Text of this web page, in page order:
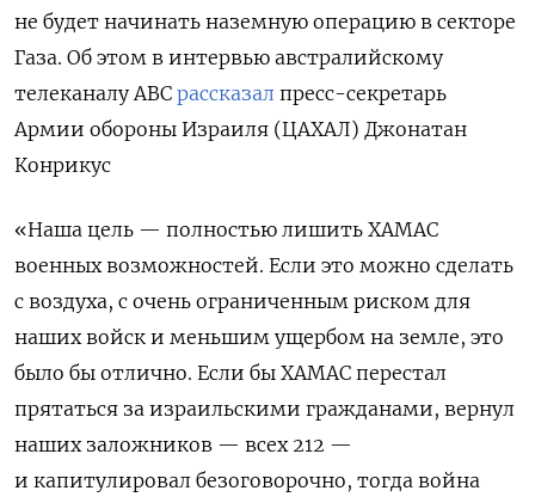
не будет начинать наземную операцию в секторе
Газа. Об этом в интервью австралийскому
телеканалу ABC рассказал пресс-секретарь
Армии обороны Израиля (ЦАХАЛ) Джонатан
Конрикус
«Наша цель — полностью лишить ХАМАС
военных возможностей. Если это можно сделать
с воздуха, с очень ограниченным риском для
наших войск и меньшим ущербом на земле, это
было бы отлично. Если бы ХАМАС перестал
прятаться за израильскими гражданами, вернул
наших заложников — всех 212 —
и капитулировал безоговорочно, тогда война